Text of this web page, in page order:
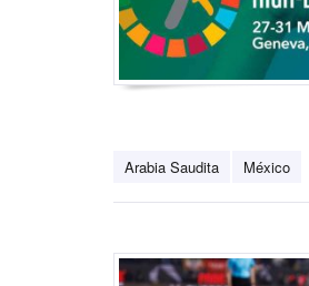
Arabia Saudita México